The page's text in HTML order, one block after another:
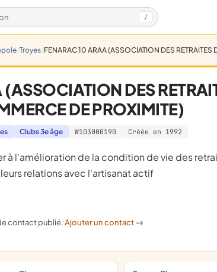
/
Troyes FENARAC 10 ARAA (ASSOCIATION DES RETRAITES
DES
DE PROXIMITE)
Clubs 3e âge W103000190 Créée en 1992
relations avec l'artisanat actif
contact publié.Ajouter un contact ->